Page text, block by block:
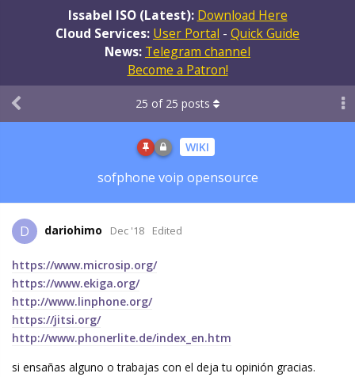
Issabel ISO (Latest): Download Here
Cloud Services: User Portal - Quick Guide
News: Telegram channel
Become a Patron!
WIKI
sofphone voip opensource
25 of 25 posts
D dariohimo Dec '18 Edited
https://www.microsip.org/
https://www.ekiga.org/
http://www.linphone.org/
https://jitsi.org/
http://www.phonerlite.de/index_en.htm
si ensañas alguno o trabajas con el deja tu opinión gracias.